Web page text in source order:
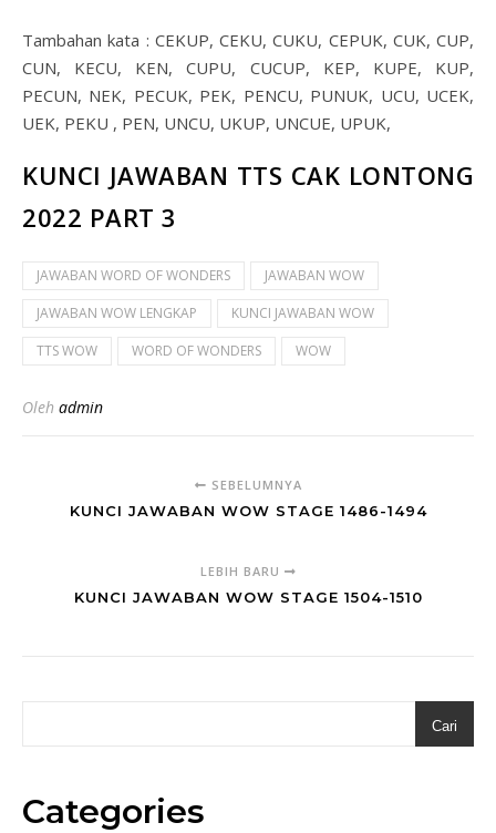
Tambahan kata : CEKUP, CEKU, CUKU, CEPUK, CUK, CUP,
CUN, KECU, KEN, CUPU, CUCUP, KEP, KUPE, KUP,
PECUN, NEK, PECUK, PEK, PENCU, PUNUK, UCU, UCEK,
UEK, PEKU , PEN, UNCU, UKUP, UNCUE, UPUK,
KUNCI JAWABAN TTS CAK LONTONG
2022 PART 3
JAWABAN WORD OF WONDERS
JAWABAN WOW
JAWABAN WOW LENGKAP
KUNCI JAWABAN WOW
TTS WOW
WORD OF WONDERS WOW
Oleh admin
SEBELUMNYA
KUNCI JAWABAN WOW STAGE 1486-1494
LEBIH BARU
KUNCI JAWABAN WOW STAGE 1504-1510
Cari
Categories